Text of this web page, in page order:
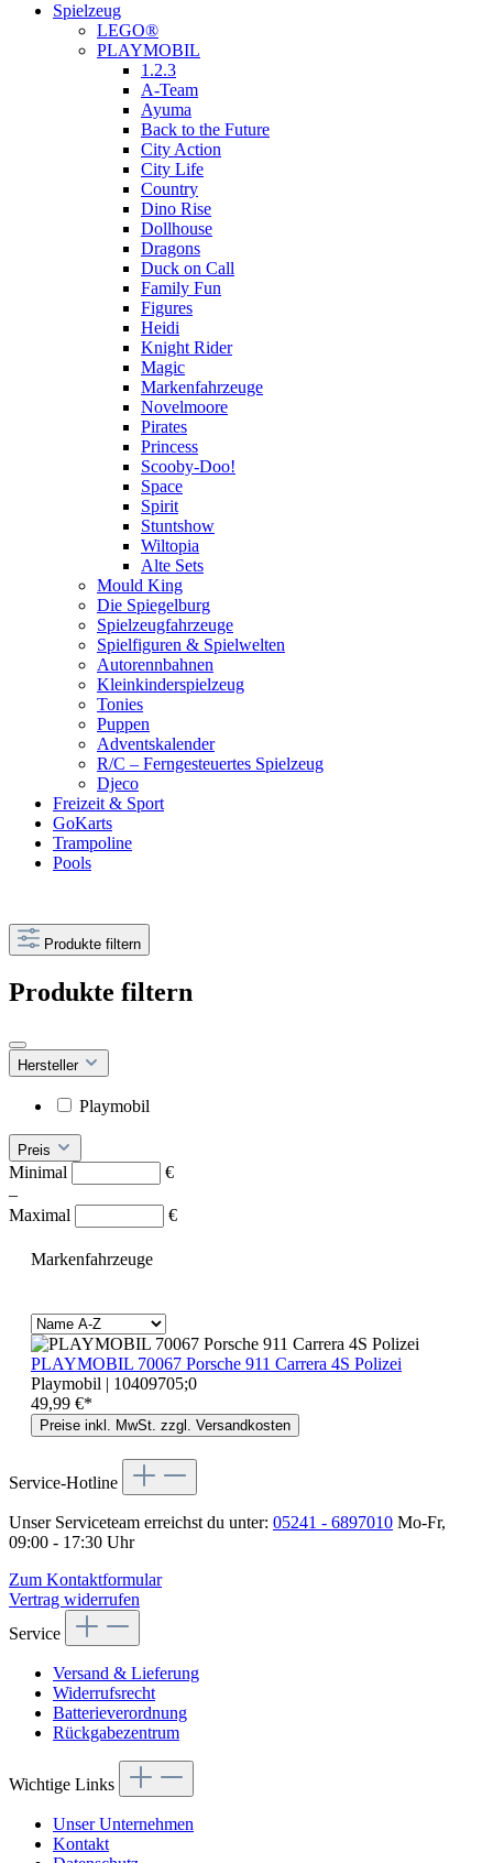
Spielzeug
LEGO®
PLAYMOBIL
1.2.3
A-Team
Ayuma
Back to the Future
City Action
City Life
Country
Dino Rise
Dollhouse
Dragons
Duck on Call
Family Fun
Figures
Heidi
Knight Rider
Magic
Markenfahrzeuge
Novelmoore
Pirates
Princess
Scooby-Doo!
Space
Spirit
Stuntshow
Wiltopia
Alte Sets
Mould King
Die Spiegelburg
Spielzeugfahrzeuge
Spielfiguren & Spielwelten
Autorennbahnen
Kleinkinderspielzeug
Tonies
Puppen
Adventskalender
R/C – Ferngesteuertes Spielzeug
Djeco
Freizeit & Sport
GoKarts
Trampoline
Pools
Produkte filtern
Produkte filtern
Hersteller
Playmobil
Preis
Minimal
€
–
Maximal
€
Markenfahrzeuge
PLAYMOBIL 70067 Porsche 911 Carrera 4S Polizei
Playmobil | 10409705;0
49,99 €*
Preise inkl. MwSt. zzgl. Versandkosten
Service-Hotline
Unser Serviceteam erreichst du unter: 05241 - 6897010 Mo-Fr,
09:00 - 17:30 Uhr
Zum Kontaktformular
Vertrag widerrufen
Service
Versand & Lieferung
Widerrufsrecht
Batterieverordnung
Rückgabezentrum
Wichtige Links
Unser Unternehmen
Kontakt